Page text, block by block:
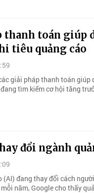
thanh toán giúp
tiêu quảng cáo
giải pháp thanh toán giúp
tìm kiếm cơ hội tăng
đổi ngành
(AI) đang thay đổi cách
năm, Google cho thấy